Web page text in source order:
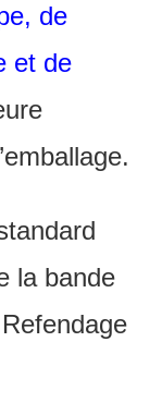
de
et de
la bande